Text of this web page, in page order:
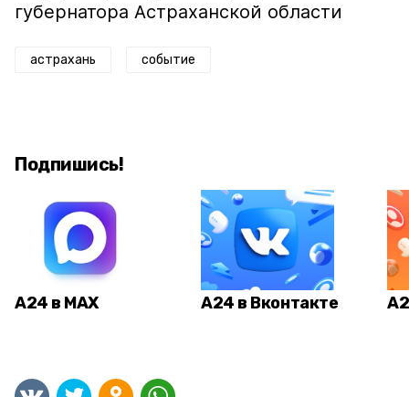
губернатора Астраханской области
астрахань событие
Подпишись!
А24 в MAX А24 в Вконтакте